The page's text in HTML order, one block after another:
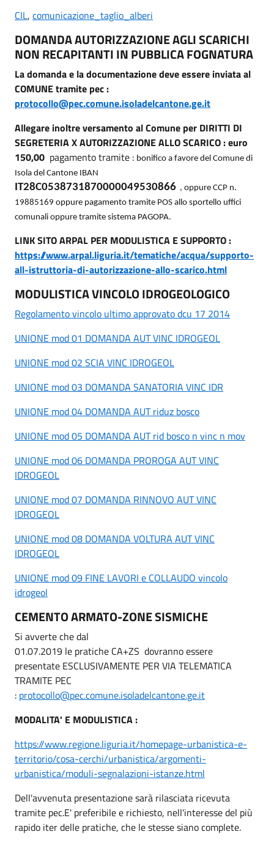
CIL, comunicazione_taglio_alberi
DOMANDA AUTORIZZAZIONE AGLI SCARICHI
NON RECAPITANTI IN PUBBLICA FOGNATURA
La domanda e la documentazione deve essere inviata al
COMUNE tramite pec :
protocollo@pec.comune.isoladelcantone.ge.it
Allegare inoltre versamento al Comune per DIRITTI DI
SEGRETERIA X AUTORIZZAZIONE ALLO SCARICO : euro
150,00 pagamento tramite : bonifico a favore del Comune di
Isola del Cantone IBAN
IT28C0538731870000049530866 , oppure CCP n.
19885169 oppure pagamento tramite POS allo sportello uffici
comunali oppure tramite sistema PAGOPA.
LINK SITO ARPAL PER MODULISTICA E SUPPORTO :
https://www.arpal.liguria.it/tematiche/acqua/supporto-
all-istruttoria-di-autorizzazione-allo-scarico.html
MODULISTICA VINCOLO IDROGEOLOGICO
Regolamento vincolo ultimo approvato dcu 17 2014
UNIONE mod 01 DOMANDA AUT VINC IDROGEOL
UNIONE mod 02 SCIA VINC IDROGEOL
UNIONE mod 03 DOMANDA SANATORIA VINC IDR
UNIONE mod 04 DOMANDA AUT riduz bosco
UNIONE mod 05 DOMANDA AUT rid bosco n vinc n mov
UNIONE mod 06 DOMANDA PROROGA AUT VINC
IDROGEOL
UNIONE mod 07 DOMANDA RINNOVO AUT VINC
IDROGEOL
UNIONE mod 08 DOMANDA VOLTURA AUT VINC
IDROGEOL
UNIONE mod 09 FINE LAVORI e COLLAUDO vincolo
idrogeol
CEMENTO ARMATO-ZONE SISMICHE
Si avverte che dal
01.07.2019 le pratiche CA+ZS dovranno essere
presentate ESCLUSIVAMENTE PER VIA TELEMATICA
TRAMITE PEC
: protocollo@pec.comune.isoladelcantone.ge.it
MODALITA' E MODULISTICA :
https://www.regione.liguria.it/homepage-urbanistica-e-
territorio/cosa-cerchi/urbanistica/argomenti-
urbanistica/moduli-segnalazioni-istanze.html
Dell'avvenuta presentazione sarà rilasciata ricevuta
tramite pec.E' preferibile e richiesto, nell'interesse del più
rapido iter delle pratiche, che le stesse siano complete.